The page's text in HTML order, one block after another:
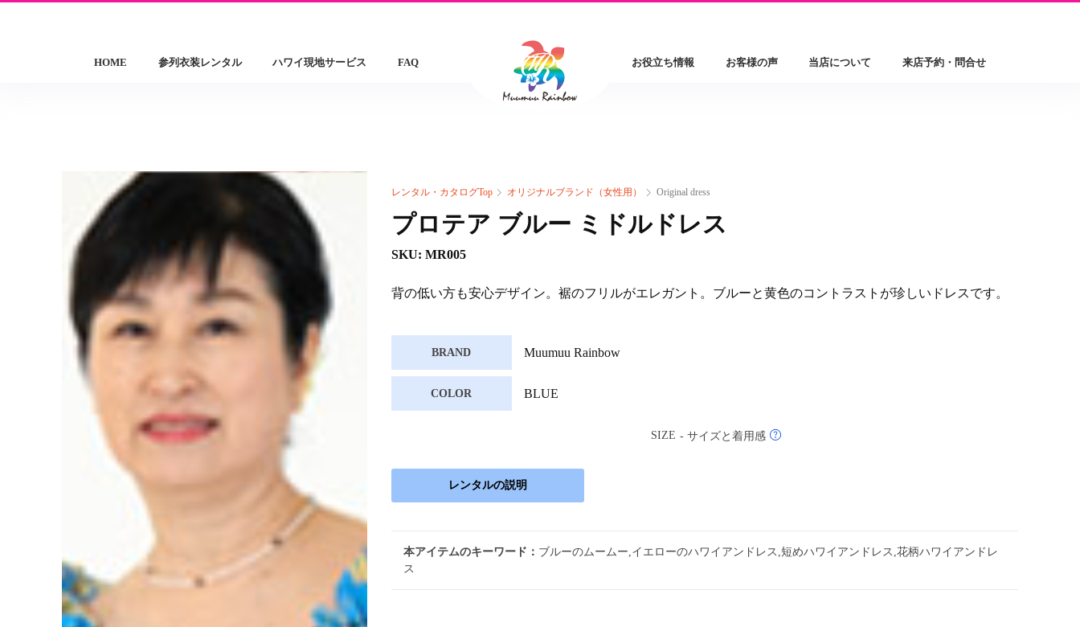
HOME 参列衣装レンタル ハワイ現地サービス FAQ お役立ち情報 お客様の声 当店について 来店予約・問合せ
レンタル・カタログTop オリジナルブランド（女性用） Original dress
プロテア ブルー ミドルドレス
SKU: MR005
背の低い方も安心デザイン。裾のフリルがエレガント。ブルーと黄色のコントラストが珍しいドレスです。
BRAND Muumuu Rainbow
COLOR BLUE
SIZE - サイズと着用感
レンタルの説明
本アイテムのキーワード： ブルーのムームー,イエローのハワイアンドレス,短めハワイアンドレス,花柄ハワイアンドレ
ス